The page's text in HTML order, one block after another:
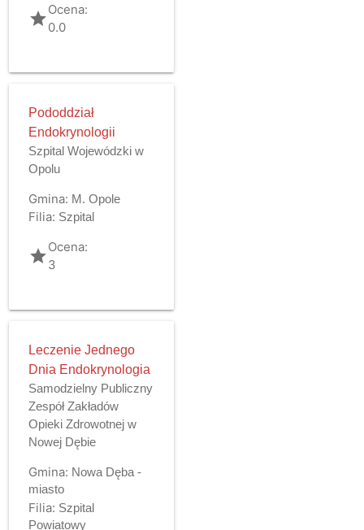
gradeOcena:
0.0
Pododdział
Endokrynologii
Szpital Wojewódzki w
Opolu
Gmina: M. Opole
Filia: Szpital
gradeOcena:
3
Leczenie Jednego
Dnia Endokrynologia
Samodzielny Publiczny
Zespół Zakładów
Opieki Zdrowotnej w
Nowej Dębie
Gmina: Nowa Dęba -
miasto
Filia: Szpital
Powiatowy